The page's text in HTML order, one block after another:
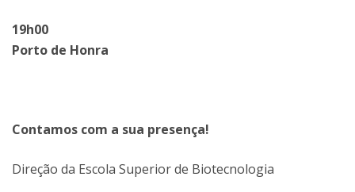
19h00
Porto de Honra
Contamos com a sua presença!
Direção da Escola Superior de Biotecnologia